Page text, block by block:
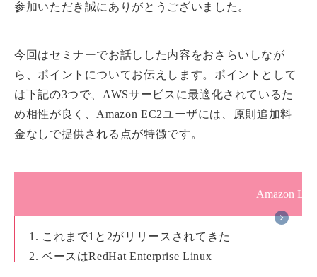
参加いただき誠にありがとうございました。
今回はセミナーでお話しした内容をおさらいしなが
ら、ポイントについてお伝えします。ポイントとして
は下記の3つで、AWSサービスに最適化されているた
め相性が良く、Amazon EC2ユーザには、原則追加料
金なしで提供される点が特徴です。
Amazon
1. これまで1と2がリリースされてきた
2. ベースはRedHat Enterprise Linux